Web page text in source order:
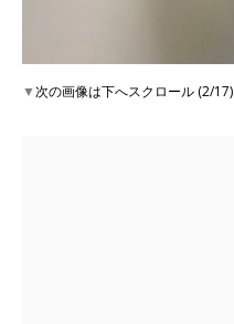
▼次の画像は下へスクロール (2/17)